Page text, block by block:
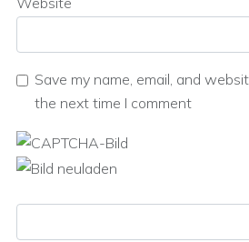
Save my name, email, and
the next time I comment